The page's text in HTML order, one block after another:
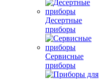
Десертные
приборы
Сервисные
приборы